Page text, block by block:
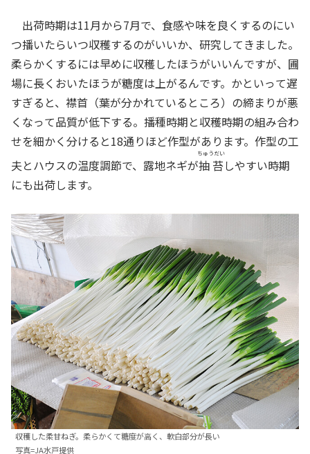
出荷時期は11月から7月で、食感や味を良くするのにい
つ播いたらいつ収穫するのがいいか、研究してきました。
柔らかくするには早めに収穫したほうがいいんですが、圃
場に長くおいたほうが糖度は上がるんです。かといって遅
すぎると、襟首（葉が分かれているところ）の締まりが悪
くなって品質が低下する。播種時期と収穫時期の組み合わ
せを細かく分けると18通りほど作型があります。作型の工
夫とハウスの温度調節で、露地ネギが抽苔
ちゅうだい
しやすい時期
にも出荷します。
収穫した柔甘ねぎ。柔らかくて糖度が高く、軟白部分が長い
写真=JA水戸提供